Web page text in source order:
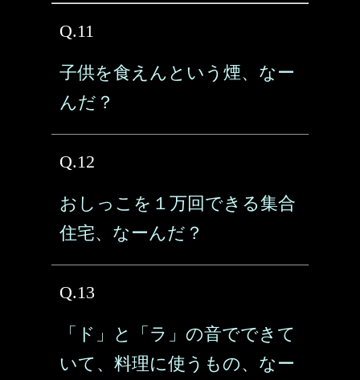
Q.11
子供を食えんという煙、なー
んだ？
Q.12
おしっこを１万回できる集合
住宅、なーんだ？
Q.13
「ド」と「ラ」の音でできて
いて、料理に使うもの、なー